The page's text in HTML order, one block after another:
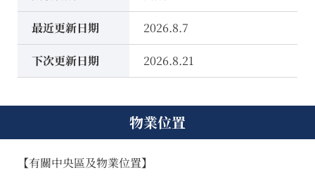
最近更新日期 2026.8.7
下次更新日期 2026.8.21
物業位置
【有關中央區及物業位置】